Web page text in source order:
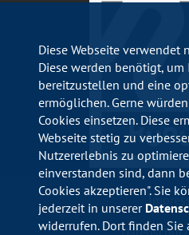
Diese Webseite verwendet
Diese werden benötigt, um
bereitzustellen und eine
ermöglichen. Gerne
Cookies einsetzen. Diese
Webseite stetig zu
Nutzererlebnis zu
einverstanden sind, dann
Cookies akzeptieren". Sie
jederzeit in unserer
widerrufen. Dort finden Sie